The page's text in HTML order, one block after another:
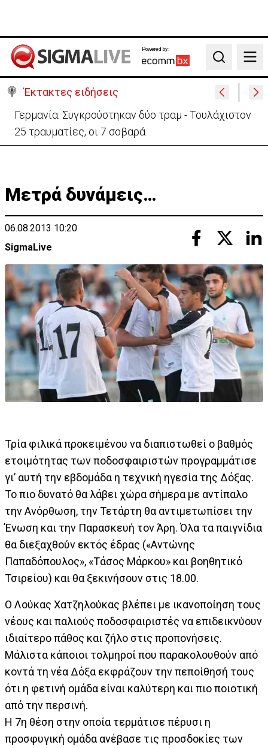
Powered by:
Search
Έκτακτες ειδήσεις
Αυτά είναι τα νέα Διοικητικά Συμβούλια των
Ημικρατικών Οργανισμών
Μετρά δυνάμεις…
06.08.2013 10:20
SigmaLive
Τρία φιλικά προκειμένου να διαπιστωθεί ο βαθμός
ετοιμότητας των ποδοσφαιριστών προγραμμάτισε
γι’ αυτή την εβδομάδα η τεχνική ηγεσία της Δόξας.
Το πιο δυνατό θα λάβει χώρα σήμερα με αντίπαλο
την Ανόρθωση, την Τετάρτη θα αντιμετωπίσει την
Ένωση και την Παρασκευή τον Άρη. Όλα τα παιγνίδια
θα διεξαχθούν εκτός έδρας («Αντώνης
Παπαδόπουλος», «Τάσος Μάρκου» και βοηθητικό
Τσιρείου) και θα ξεκινήσουν στις 18.00.
Ο Λούκας Χατζηλούκας βλέπει με ικανοποίηση τους
νέους και παλιούς ποδοσφαιριστές να επιδεικνύουν
ιδιαίτερο πάθος και ζήλο στις προπονήσεις.
Μάλιστα κάποιοι τολμηροί που παρακολουθούν από
κοντά τη νέα Δόξα εκφράζουν την πεποίθησή τους
ότι η φετινή ομάδα είναι καλύτερη και πιο ποιοτική
από την περσινή.
Η 7η θέση στην οποία τερμάτισε πέρυσι η
προσφυγική ομάδα ανέβασε τις προσδοκίες των